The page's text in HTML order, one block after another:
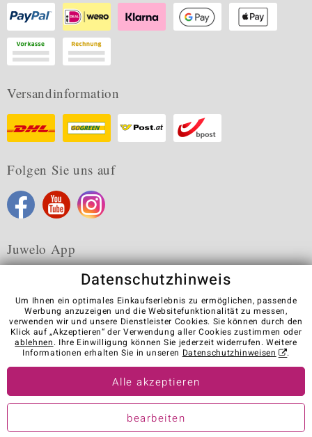
Versandinformation
Folgen Sie uns auf
Juwelo App
Karriere AGB Datenschutz Cookies
Impressum
Kontakt
Vertrag widerrufen
Visit our stores in other countries:
© Juwelo Deutschland GmbH (ein Tochterunternehmen der elumeo
SE)
Datenschutzhinweis
Um Ihnen ein optimales Einkaufserlebnis zu ermöglichen, passende
Werbung anzuzeigen und die Websitefunktionalität zu messen,
verwenden wir und unsere Dienstleister Cookies. Sie können durch den
Klick auf „Akzeptieren“ der Verwendung aller Cookies zustimmen oder
ablehnen. Ihre Einwilligung können Sie jederzeit widerrufen. Weitere
Informationen erhalten Sie in unseren Datenschutzhinweisen .
Alle akzeptieren
bearbeiten